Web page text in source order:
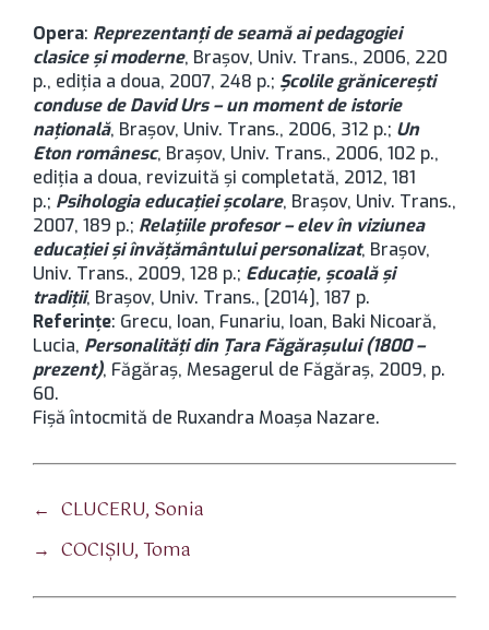
Opera: Reprezentanți de seamă ai pedagogiei
clasice și moderne, Brașov, Univ. Trans., 2006, 220
p., ediția a doua, 2007, 248 p.; Școlile grănicerești
conduse de David Urs – un moment de istorie
națională, Brașov, Univ. Trans., 2006, 312 p.; Un
Eton românesc, Brașov, Univ. Trans., 2006, 102 p.,
ediția a doua, revizuită și completată, 2012, 181
p.; Psihologia educației școlare, Brașov, Univ. Trans.,
2007, 189 p.; Relațiile profesor – elev în viziunea
educației și învățământului personalizat, Brașov,
Univ. Trans., 2009, 128 p.; Educație, școală și
tradiții, Brașov, Univ. Trans., [2014], 187 p.
Referințe: Grecu, Ioan, Funariu, Ioan, Baki Nicoară,
Lucia, Personalități din Țara Făgărașului (1800 –
prezent), Făgăraș, Mesagerul de Făgăraș, 2009, p.
60.
Fișă întocmită de Ruxandra Moașa Nazare.
← CLUCERU, Sonia
→ COCIȘIU, Toma